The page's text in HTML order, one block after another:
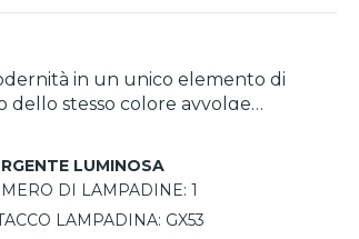
in un unico elemento di
stesso colore avvolge
emana una luce calda e
nel tempo.
LUMINOSA
DI LAMPADINE: 1
LAMPADINA: GX53